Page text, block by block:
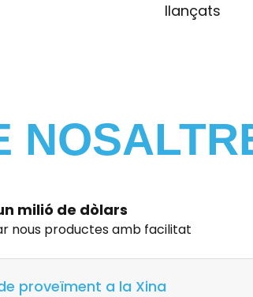
llançats
milió de dòlars
nous productes amb facilitat
proveïment a la Xina